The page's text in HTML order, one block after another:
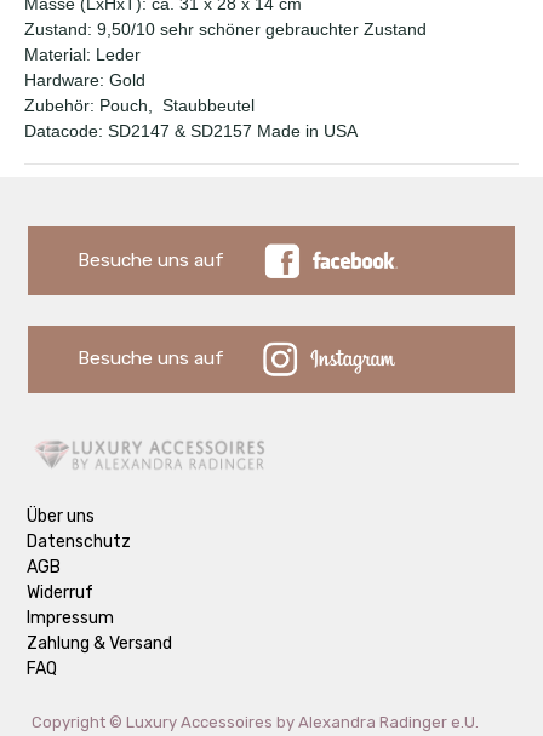
Zustand: 9,50/10 sehr schöner gebrauchter Zustand
Material: Leder
Hardware: Gold
Zubehör: Pouch, Staubbeutel
Datacode: SD2147 & SD2157 Made in USA
Besuche uns auf
Besuche uns auf
Über uns
Datenschutz
AGB
Widerruf
Impressum
Zahlung & Versand
FAQ
Copyright © Luxury Accessoires by Alexandra Radinger e.U.